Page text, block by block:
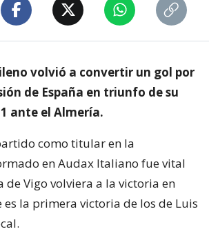
volvió a convertir un gol por
de España en triunfo de su
ante el Almería.
como titular en la
en Audax Italiano fue vital
de Vigo volviera a la victoria en
es la primera victoria de los de Luis